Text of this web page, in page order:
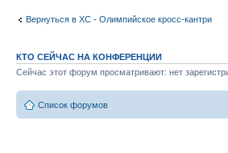
Вернуться в XC - Олимпийское кросс-кантри
КТО СЕЙЧАС НА КОНФЕРЕНЦИИ
Сейчас этот форум просматривают: нет
Список форумов